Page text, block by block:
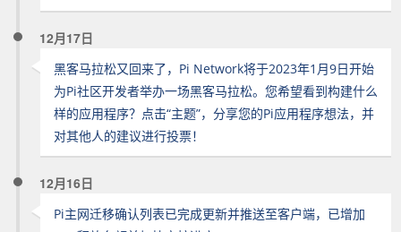
12月17日
黑客马拉松又回来了，Pi Network将于2023年1月9日开始
为Pi社区开发者举办一场黑客马拉松。您希望看到构建什么
样的应用程序？点击“主题”，分享您的Pi应用程序想法，并
对其他人的建议进行投票！
12月16日
Pi主网迁移确认列表已完成更新并推送至客户端，已增加